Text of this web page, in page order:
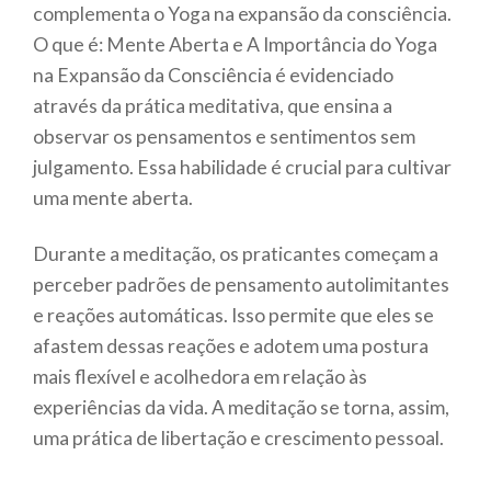
complementa o Yoga na expansão da consciência.
O que é: Mente Aberta e A Importância do Yoga
na Expansão da Consciência é evidenciado
através da prática meditativa, que ensina a
observar os pensamentos e sentimentos sem
julgamento. Essa habilidade é crucial para cultivar
uma mente aberta.
Durante a meditação, os praticantes começam a
perceber padrões de pensamento autolimitantes
e reações automáticas. Isso permite que eles se
afastem dessas reações e adotem uma postura
mais flexível e acolhedora em relação às
experiências da vida. A meditação se torna, assim,
uma prática de libertação e crescimento pessoal.